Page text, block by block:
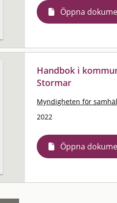
Öppna
Handbok i
Stormar
Myndigheten för
2022
Öppna